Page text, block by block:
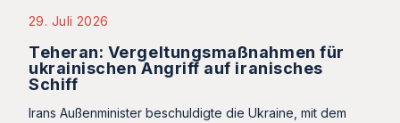
29. Juli 2026
Teheran: Vergeltungsmaßnahmen für
ukrainischen Angriff auf iranisches
Schiff
Irans Außenminister beschuldigte die Ukraine, mit dem